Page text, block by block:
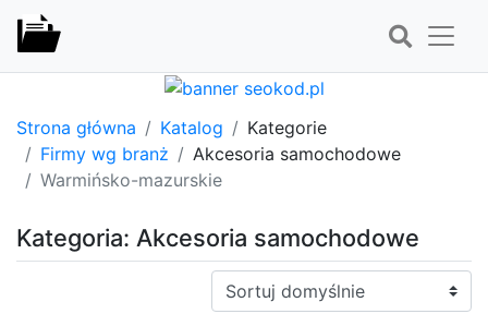
Strona główna Katalog
Kategorie
Firmy wg branż
Akcesoria samochodowe
Warmińsko-mazurskie
Kategoria: Akcesoria samochodowe
Sortuj: